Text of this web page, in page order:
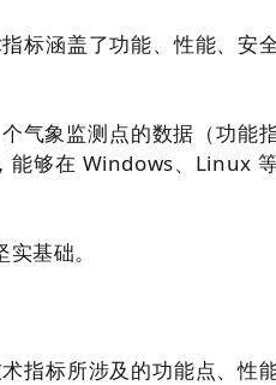
标涵盖了功能、性能、安
气象监测点的数据（功能
能够在 Windows、Linux
基础。
指标所涉及的功能点、性